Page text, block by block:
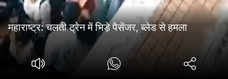
महाराष्ट्र: चलती ट्रेन में भिड़े पैसेंजर, ब्लेड से हमला